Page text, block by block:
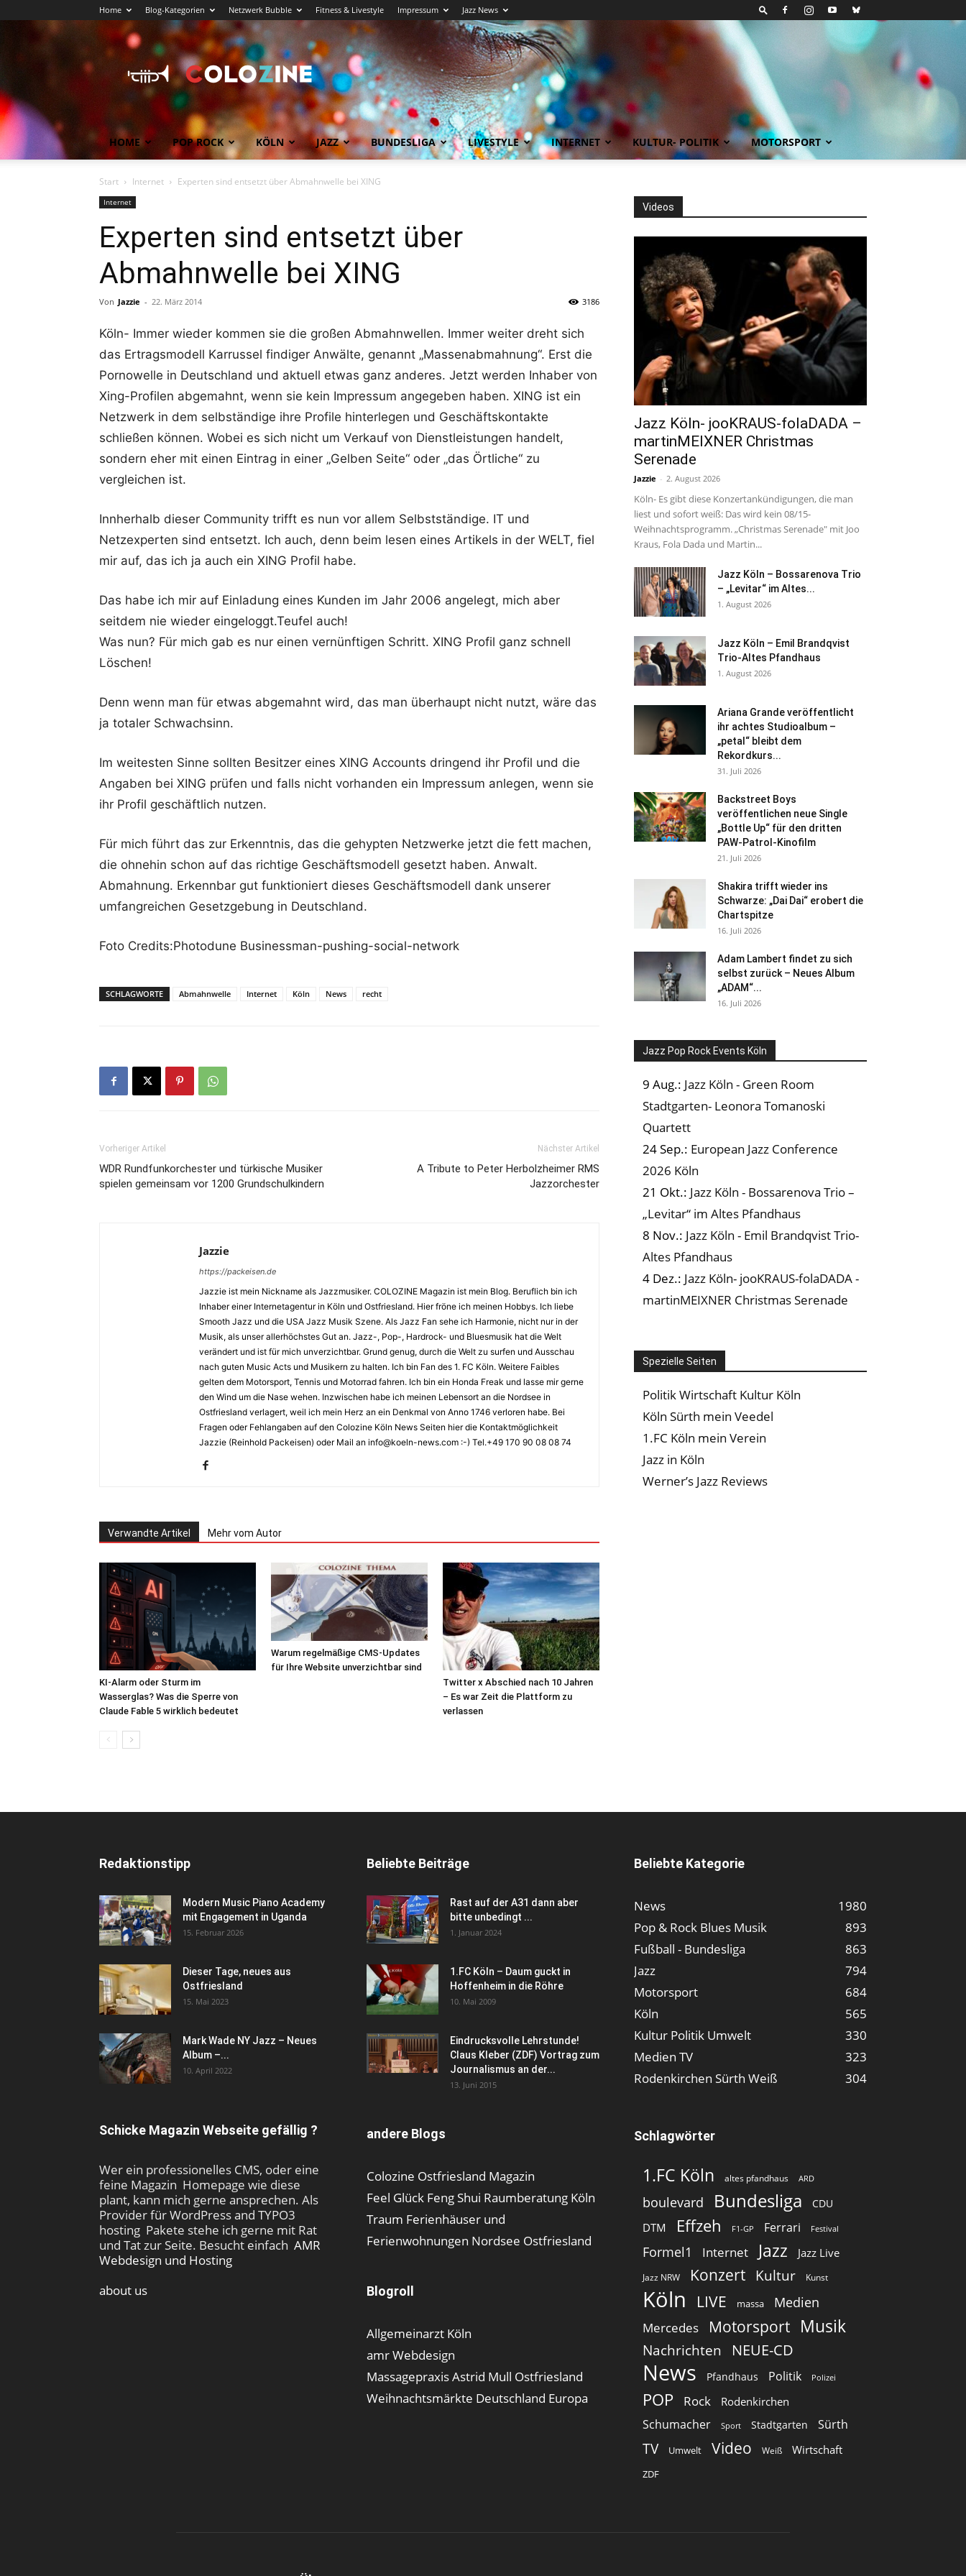
Home Blog-Kategorien Netzwerk Bubble Fitness & Livestyle Impressum Jazz News
Köln
News
COLOZINE
Magazin
HOME POP ROCK KÖLN JAZZ BUNDESLIGA LIVESTYLE INTERNET KULTUR- POLITIK MOTORSPORT
Start Internet Experten sind entsetzt über Abmahnwelle bei XING
Internet
Experten sind entsetzt über
Abmahnwelle bei XING
Von Jazzie - 22. März 2014 3186
Köln- Immer wieder kommen sie die großen Abmahnwellen. Immer weiter dreht sich
das Ertragsmodell Karrussel findiger Anwälte, genannt „Massenabmahnung“. Erst die
Pornowelle in Deutschland und aktuell etwas ganz anderes. Jetzt werden Inhaber von
Xing-Profilen abgemahnt, wenn sie kein Impressum angegeben haben. XING ist ein
Netzwerk in dem selbständige ihre Profile hinterlegen und Geschäftskontakte
schließen können. Wobei es sich nicht um Verkauf von Dienstleistungen handelt,
sondern eher mit einen Eintrag in einer „Gelben Seite“ oder „das Örtliche“ zu
vergleichen ist.
Innherhalb dieser Community trifft es nun vor allem Selbstständige. IT und
Netzexperten sind entsetzt. Ich auch, denn beim lesen eines Artikels in der WELT, fiel
mir auf, das ich ja auch ein XING Profil habe.
Das habe ich mir auf Einladung eines Kunden im Jahr 2006 angelegt, mich aber
seitdem nie wieder eingeloggt.Teufel auch!
Was nun? Für mich gab es nur einen vernünftigen Schritt. XING Profil ganz schnell
Löschen!
Denn wenn man für etwas abgemahnt wird, das man überhaupt nicht nutzt, wäre das
ja totaler Schwachsinn.
Im weitesten Sinne sollten Besitzer eines XING Accounts dringend ihr Profil und die
Angaben bei XING prüfen und falls nicht vorhanden ein Impressum anlegen, wenn sie
ihr Profil geschäftlich nutzen.
Für mich führt das zur Erkenntnis, das die gehypten Netzwerke jetzt die fett machen,
die ohnehin schon auf das richtige Geschäftsmodell gesetzt haben. Anwalt.
Abmahnung. Erkennbar gut funktioniert dieses Geschäftsmodell dank unserer
umfangreichen Gesetzgebung in Deutschland.
Foto Credits:Photodune Businessman-pushing-social-network
SCHLAGWORTE Abmahnwelle Internet Köln News recht
Vorheriger Artikel
WDR Rundfunkorchester und türkische Musiker
spielen gemeinsam vor 1200 Grundschulkindern
Nächster Artikel
A Tribute to Peter Herbolzheimer RMS
Jazzorchester
Jazzie
https://packeisen.de
Jazzie ist mein Nickname als Jazzmusiker. COLOZINE Magazin ist mein Blog. Beruflich bin ich
Inhaber einer Internetagentur in Köln und Ostfriesland. Hier fröne ich meinen Hobbys. Ich liebe
Smooth Jazz und die USA Jazz Musik Szene. Als Jazz Fan sehe ich Harmonie, nicht nur in der
Musik, als unser allerhöchstes Gut an. Jazz-, Pop-, Hardrock- und Bluesmusik hat die Welt
verändert und ist für mich unverzichtbar. Grund genug, durch die Welt zu surfen und Ausschau
nach guten Music Acts und Musikern zu halten. Ich bin Fan des 1. FC Köln. Weitere Faibles
gelten dem Motorsport, Tennis und Motorrad fahren. Ich bin ein Honda Freak und lasse mir gerne
den Wind um die Nase wehen. Inzwischen habe ich meinen Lebensort an die Nordsee in
Ostfriesland verlagert, weil ich mein Herz an ein Denkmal von Anno 1746 verloren habe. Bei
Fragen oder Fehlangaben auf den Colozine Köln News Seiten hier die Kontaktmöglichkeit
Jazzie (Reinhold Packeisen) oder Mail an info@koeln-news.com :-) Tel.+49 170 90 08 08 74
Verwandte Artikel Mehr vom Autor
KI-Alarm oder Sturm im
Wasserglas? Was die Sperre von
Claude Fable 5 wirklich bedeutet
Warum regelmäßige CMS-Updates
für Ihre Website unverzichtbar sind
Twitter x Abschied nach 10 Jahren
– Es war Zeit die Plattform zu
verlassen
Videos
Jazz Köln- jooKRAUS-folaDADA –
martinMEIXNER Christmas
Serenade
Jazzie - 2. August 2026
Köln- Es gibt diese Konzertankündigungen, die man
liest und sofort weiß: Das wird kein 08/15-
Weihnachtsprogramm. „Christmas Serenade" mit Joo
Kraus, Fola Dada und Martin...
Jazz Köln – Bossarenova Trio
– „Levitar“ im Altes...
1. August 2026
Jazz Köln – Emil Brandqvist
Trio-Altes Pfandhaus
1. August 2026
Ariana Grande veröffentlicht
ihr achtes Studioalbum –
„petal“ bleibt dem
Rekordkurs...
31. Juli 2026
Backstreet Boys
veröffentlichen neue Single
„Bottle Up“ für den dritten
PAW-Patrol-Kinofilm
21. Juli 2026
Shakira trifft wieder ins
Schwarze: „Dai Dai“ erobert die
Chartspitze
16. Juli 2026
Adam Lambert findet zu sich
selbst zurück – Neues Album
„ADAM“...
16. Juli 2026
Jazz Pop Rock Events Köln
9 Aug.: Jazz Köln - Green Room
Stadtgarten- Leonora Tomanoski
Quartett
24 Sep.: European Jazz Conference
2026 Köln
21 Okt.: Jazz Köln - Bossarenova Trio –
„Levitar“ im Altes Pfandhaus
8 Nov.: Jazz Köln - Emil Brandqvist Trio-
Altes Pfandhaus
4 Dez.: Jazz Köln- jooKRAUS-folaDADA -
martinMEIXNER Christmas Serenade
Spezielle Seiten
Politik Wirtschaft Kultur Köln
Köln Sürth mein Veedel
1.FC Köln mein Verein
Jazz in Köln
Werner’s Jazz Reviews
Redaktionstipp
Modern Music Piano Academy
mit Engagement in Uganda
15. Februar 2026
Dieser Tage, neues aus
Ostfriesland
15. Mai 2023
Mark Wade NY Jazz – Neues
Album –...
10. April 2022
Schicke Magazin Webseite gefällig ?
Wer ein professionelles CMS, oder eine
feine Magazin Homepage wie diese
plant, kann mich gerne ansprechen. Als
Provider für WordPress and TYPO3
hosting Pakete stehe ich gerne mit Rat
und Tat zur Seite. Besucht einfach AMR
Webdesign und Hosting
about us
Beliebte Beiträge
Rast auf der A31 dann aber
bitte unbedingt ...
1. Januar 2024
1.FC Köln – Daum guckt in
Hoffenheim in die Röhre
10. Mai 2009
Eindrucksvolle Lehrstunde!
Claus Kleber (ZDF) Vortrag zum
Journalismus an der...
13. Juni 2015
andere Blogs
Colozine Ostfriesland Magazin
Feel Glück Feng Shui Raumberatung Köln
Traum Ferienhäuser und
Ferienwohnungen Nordsee Ostfriesland
Blogroll
Allgemeinarzt Köln
amr Webdesign
Massagepraxis Astrid Mull Ostfriesland
Weihnachtsmärkte Deutschland Europa
Beliebte Kategorie
News
1980
Pop & Rock Blues Musik
893
Fußball - Bundesliga
863
Jazz
794
Motorsport
684
Köln
565
Kultur Politik Umwelt
330
Medien TV
323
Rodenkirchen Sürth Weiß
304
Schlagwörter
1.FC Köln altes pfandhaus ARD
boulevard Bundesliga CDU
DTM Effzeh F1-GP Ferrari Festival
Formel1 Internet Jazz Jazz Live
Jazz NRW Konzert Kultur Kunst
Köln LIVE massa Medien
Mercedes Motorsport Musik
Nachrichten NEUE-CD
News Pfandhaus Politik Polizei
POP Rock Rodenkirchen
Schumacher Sport Stadtgarten Sürth
TV Umwelt Video Weiß Wirtschaft
ZDF